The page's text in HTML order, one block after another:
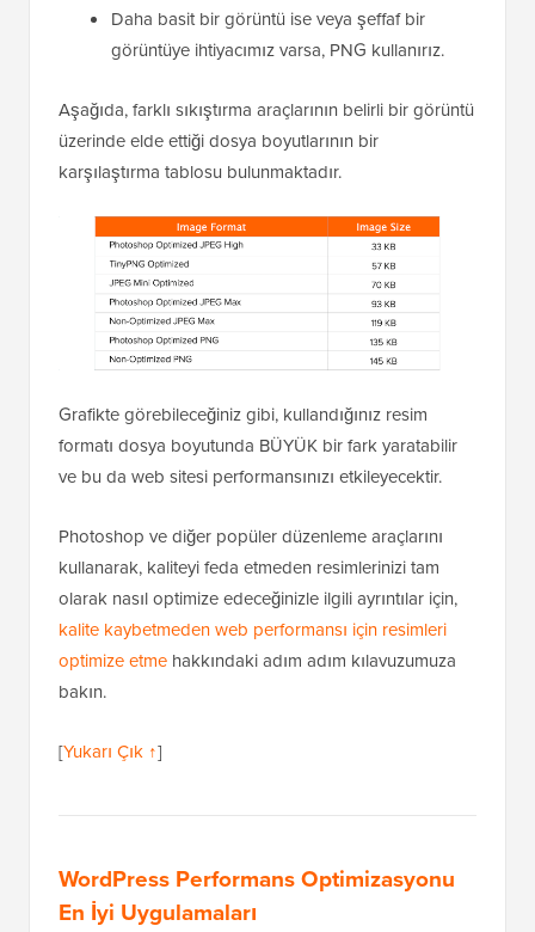
Daha basit bir görüntü ise veya şeffaf bir
görüntüye ihtiyacımız varsa, PNG kullanırız.
Aşağıda, farklı sıkıştırma araçlarının belirli bir görüntü
üzerinde elde ettiği dosya boyutlarının bir
karşılaştırma tablosu bulunmaktadır.
Grafikte görebileceğiniz gibi, kullandığınız resim
formatı dosya boyutunda BÜYÜK bir fark yaratabilir
ve bu da web sitesi performansınızı etkileyecektir.
Photoshop ve diğer popüler düzenleme araçlarını
kullanarak, kaliteyi feda etmeden resimlerinizi tam
olarak nasıl optimize edeceğinizle ilgili ayrıntılar için,
kalite kaybetmeden web performansı için resimleri
optimize etme hakkındaki adım adım kılavuzumuza
bakın.
[Yukarı Çık ↑]
WordPress Performans Optimizasyonu
En İyi Uygulamaları